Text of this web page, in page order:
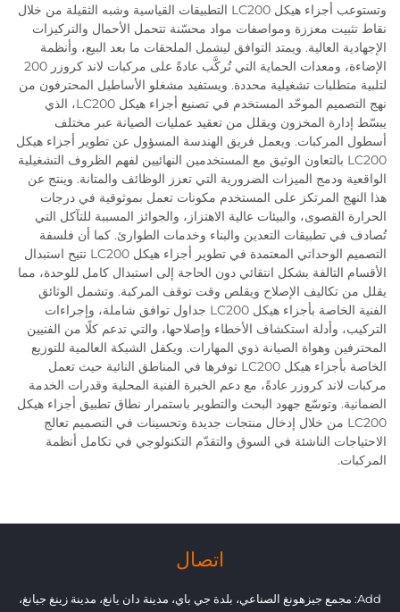
وتستوعب أجزاء هيكل LC200 التطبيقات القياسية وشبه الثقيلة من خلال
نقاط تثبيت معززة ومواصفات مواد محسّنة تتحمل الأحمال والتركيزات
الإجهادية العالية. ويمتد التوافق ليشمل الملحقات ما بعد البيع، وأنظمة
الإضاءة، ومعدات الحماية التي تُركَّب عادةً على مركبات لاند كروزر 200
لتلبية متطلبات تشغيلية محددة. ويستفيد مشغلو الأساطيل المحترفون من
نهج التصميم الموحّد المستخدم في تصنيع أجزاء هيكل LC200، الذي
يبسّط إدارة المخزون ويقلل من تعقيد عمليات الصيانة عبر مختلف
أسطول المركبات. ويعمل فريق الهندسة المسؤول عن تطوير أجزاء هيكل
LC200 بالتعاون الوثيق مع المستخدمين النهائيين لفهم الظروف التشغيلية
الواقعية ودمج الميزات الضرورية التي تعزز الوظائف والمتانة. وينتج عن
هذا النهج المرتكز على المستخدم مكونات تعمل بموثوقية في درجات
الحرارة القصوى، والبيئات عالية الاهتزاز، والجوائز المسببة للتآكل التي
تُصادف في تطبيقات التعدين والبناء وخدمات الطوارئ. كما أن فلسفة
التصميم الوحداتي المعتمدة في تطوير أجزاء هيكل LC200 تتيح استبدال
الأقسام التالفة بشكل انتقائي دون الحاجة إلى استبدال كامل للوحدة، مما
يقلل من تكاليف الإصلاح ويقلص وقت توقف المركبة. وتشمل الوثائق
الفنية الخاصة بأجزاء هيكل LC200 جداول توافق شاملة، وإجراءات
التركيب، وأدلة استكشاف الأخطاء وإصلاحها، والتي تدعم كلًا من الفنيين
المحترفين وهواة الصيانة ذوي المهارات. ويكفل الشبكة العالمية للتوزيع
الخاصة بأجزاء هيكل LC200 توفرها في المناطق النائية حيث تعمل
مركبات لاند كروزر عادةً، مع دعم الخبرة الفنية المحلية وقدرات الخدمة
الضمانية. وتوسّع جهود البحث والتطوير باستمرار نطاق تطبيق أجزاء هيكل
LC200 من خلال إدخال منتجات جديدة وتحسينات في التصميم تعالج
الاحتياجات الناشئة في السوق والتقدّم التكنولوجي في تكامل أنظمة
المركبات.
اتصال
Add: مجمع جيزهونغ الصناعي، بلدة جي باي، مدينة دان يانغ، مدينة زينغ جيانغ،